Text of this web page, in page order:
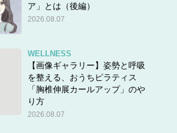
ア」とは（後編）
2026.08.07
WELLNESS
【画像ギャラリー】姿勢と呼吸
を整える、おうちピラティス
「胸椎伸展カールアップ」のや
り方
2026.08.07